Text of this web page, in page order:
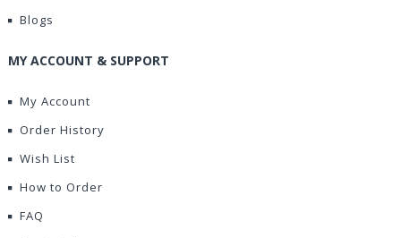
Blogs
MY ACCOUNT & SUPPORT
My Account
Order History
Wish List
How to Order
FAQ